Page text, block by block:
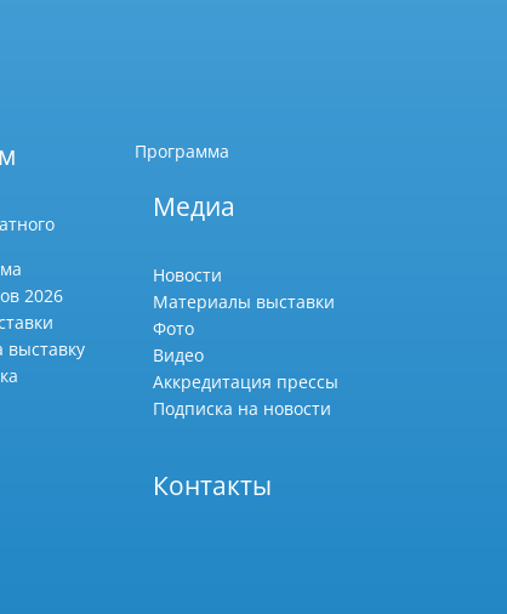
2026
выставку
Программа
Медиа
Новости
Материалы выставки
Фото
Видео
Аккредитация прессы
Подписка на новости
Контакты